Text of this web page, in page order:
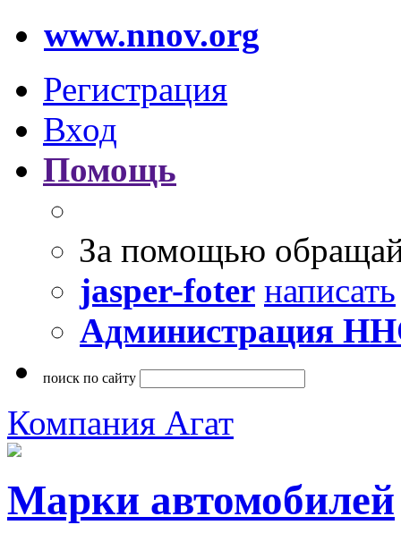
www.nnov.org
Регистрация
Вход
Помощь
За помощью
jasper-foter написать
Администрация
поиск по сайту
Компания Агат
Марки автомобилей